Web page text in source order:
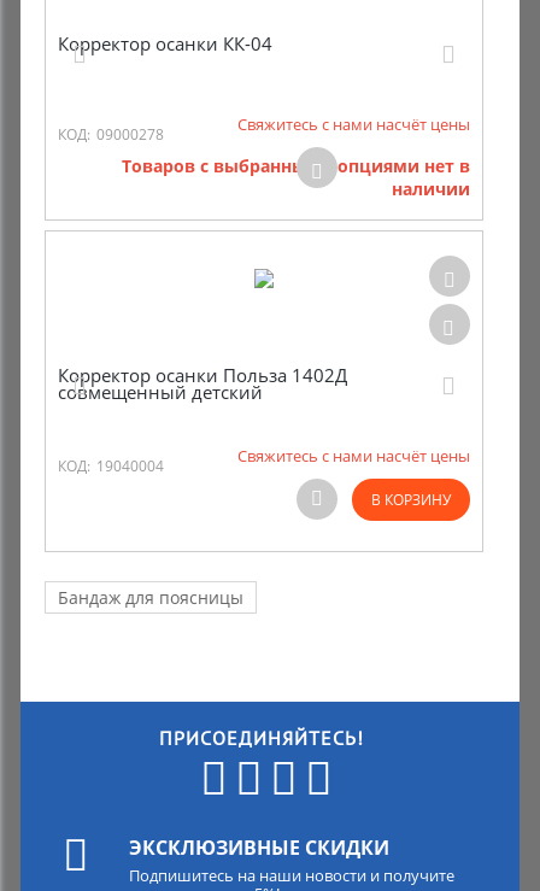
Корректор осанки КК-04
КОД: 09000278 Свяжитесь с нами насчёт цены
Товаров с выбранными опциями нет в
наличии
Корректор осанки Польза 1402Д
совмещенный детский
КОД: 19040004 Свяжитесь с нами насчёт цены
В КОРЗИНУ
Бандаж для поясницы
ПРИСОЕДИНЯЙТЕСЬ!
ЭКСКЛЮЗИВНЫЕ СКИДКИ
Подпишитесь на наши новости и получите